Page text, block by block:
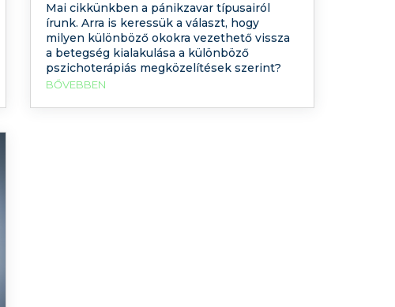
Mai cikkünkben a pánikzavar típusairól
írunk. Arra is keressük a választ, hogy
milyen különböző okokra vezethető vissza
a betegség kialakulása a különböző
pszichoterápiás megközelítések szerint?
BŐVEBBEN